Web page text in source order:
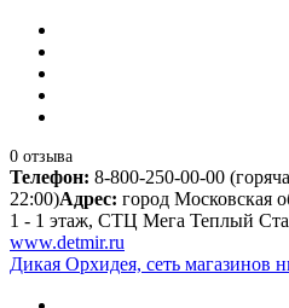
0 отзыва
Телефон: 8-800-250-00-00
22:00)Адрес: город Московская
1 - 1 этаж, СТЦ Мега Теплый
www.detmir.ru
Дикая Орхидея, сеть магазинов